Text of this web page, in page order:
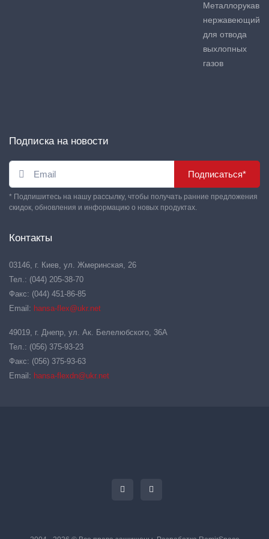
Металлорукав
нержавеющий
для отвода
выхлопных
газов
Подписка на новости
Подписаться*
* Подпишитесь на нашу рассылку, чтобы получать ранние предложения
скидок, обновления и информацию о новых продуктах.
Контакты
03146, г. Киев, ул. Жмеринская, 26
Тел.: (044) 205-38-70
Факс: (044) 451-86-85
Email: hansa-flex@ukr.net
49019, г. Днепр, ул. Ак. Белелюбского, 36А
Тел.: (056) 375-93-23
Факс: (056) 375-93-63
Email: hansa-flexdn@ukr.net